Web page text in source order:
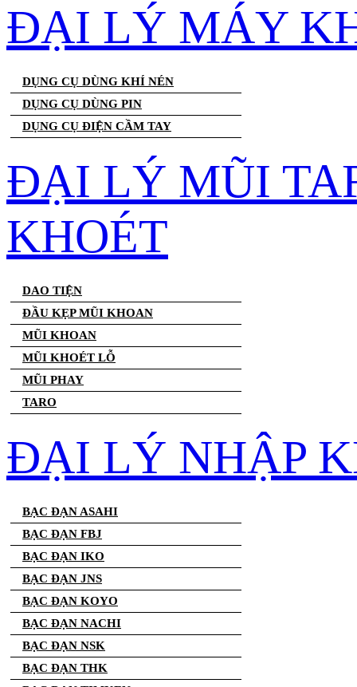
ĐẠI LÝ MÁY
DỤNG CỤ DÙNG KHÍ NÉN
DỤNG CỤ DÙNG PIN
DỤNG CỤ ĐIỆN CẦM TAY
ĐẠI LÝ MŨI
KHOÉT
DAO TIỆN
ĐẦU KẸP MŨI KHOAN
MŨI KHOAN
MŨI KHOÉT LỖ
MŨI PHAY
TARO
ĐẠI LÝ NHẬP
BẠC ĐẠN ASAHI
BẠC ĐẠN FBJ
BẠC ĐẠN IKO
BẠC ĐẠN JNS
BẠC ĐẠN KOYO
BẠC ĐẠN NACHI
BẠC ĐẠN NSK
BẠC ĐẠN THK